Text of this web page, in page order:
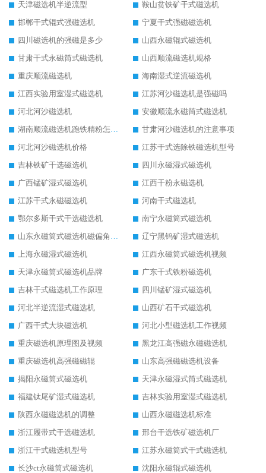
天津磁选机半逆流型
鞍山贫铁矿干式磁选机
邯郸干式辊式强磁选机
宁夏干式强磁磁选机
四川磁选机的强磁是多少
山西永磁辊式磁选机
甘肃干式永磁筒式磁选机
山西顺流磁选机规格
重庆顺流磁选机
海南湿式逆流磁选机
江西实验用室湿式磁选机
江苏河沙磁选机是强磁吗
河北河沙磁选机
安徽顺流永磁筒式磁选机
湖南顺流磁选机跑铁精粉怎么处理
甘肃河沙磁选机的注意事项
河北河沙磁选机价格
江苏干式选除铁磁选机型号
吉林铁矿干选磁选机
四川永磁湿式磁选机
广西锰矿湿式磁选机
江西干粉永磁选机
江苏干式永磁磁选机
河南干式磁选机
鄂尔多斯干式干选磁选机
南宁永磁筒式磁选机
山东永磁筒式磁选机磁偏角怎么调整
辽宁黑钨矿湿式磁选机
上海永磁湿式磁选机
江西永磁筒式磁选机视频
天津永磁筒式磁选机品牌
广东干式铁粉磁选机
吉林干式磁选机工作原理
四川锰矿湿式磁选机
河北半逆流湿式磁选机
山西矿石干式磁选机
广西干式大块磁选机
河北小型磁选机工作视频
重庆磁选机原理图及视频
黑龙江高强磁永磁磁选机
重庆磁选机高强磁磁辊
山东高强磁磁选机设备
揭阳永磁筒式磁选机
天津永磁湿式筒式磁选机
福建钛尾矿湿式磁选机
吉林实验用室湿式磁选机
陕西永磁磁选机的调整
山西永磁磁选机标准
浙江履带式干选磁选机
邢台干选铁矿磁选机厂
浙江干式磁选机型号
江苏永磁筒式干式磁选机
长沙ct永磁筒式磁选机
沈阳永磁辊式磁选机